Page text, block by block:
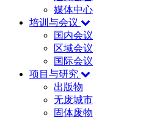
媒体中心
培训与会议
国内会议
区域会议
国际会议
项目与研究
出版物
无废城市
固体废物